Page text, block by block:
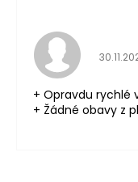
+ Opravdu rychlé
+ Žádné obavy z